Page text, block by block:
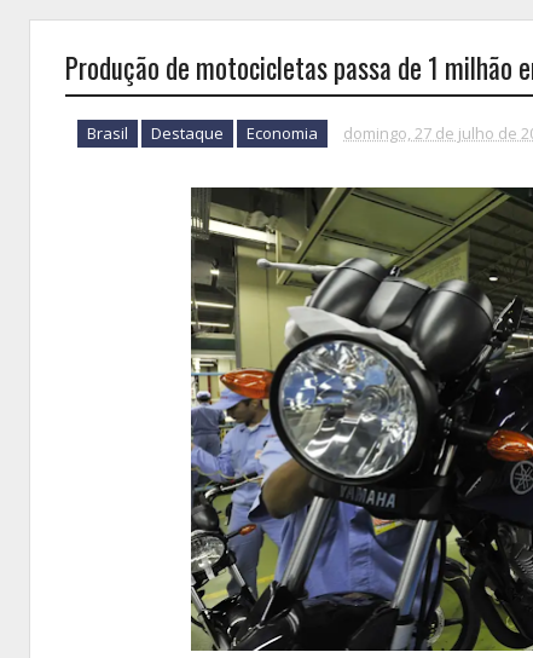
Produção de motocicletas passa de 1 milhão
Brasil Destaque Economia domingo, 27 de julho de